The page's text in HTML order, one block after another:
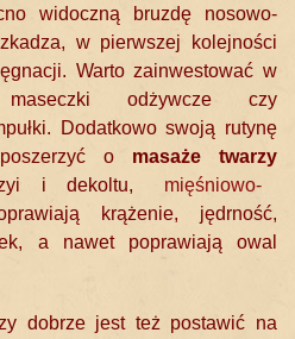
widoczną bruzdę nosowo-
w pierwszej kolejności
Warto zainwestować w
odżywcze czy
Dodatkowo swoją rutynę
o masaże twarzy
i dekoltu,
mięśniowo-
krążenie, jędrność,
a nawet poprawiają owal
dobrze jest też postawić na